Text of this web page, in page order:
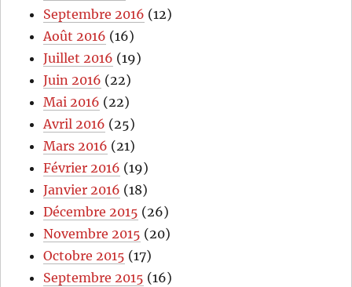
Septembre 2016 (12)
Août 2016 (16)
Juillet 2016 (19)
Juin 2016 (22)
Mai 2016 (22)
Avril 2016 (25)
Mars 2016 (21)
Février 2016 (19)
Janvier 2016 (18)
Décembre 2015 (26)
Novembre 2015 (20)
Octobre 2015 (17)
Septembre 2015 (16)